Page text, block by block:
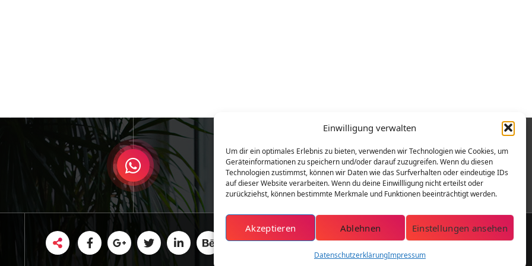
Einwilligung verwalten
Um dir ein optimales Erlebnis zu bieten, verwenden wir Technologien wie Cookies, um
Geräteinformationen zu speichern und/oder darauf zuzugreifen. Wenn du diesen
Technologien zustimmst, können wir Daten wie das Surfverhalten oder eindeutige IDs
auf dieser Website verarbeiten. Wenn du deine Einwillligung nicht erteilst oder
zurückziehst, können bestimmte Merkmale und Funktionen beeinträchtigt werden.
Akzeptieren Ablehnen Einstellungen ansehen
DatenschutzerklärungImpressum
Copyright © 2026 | Berliner Assekuranz